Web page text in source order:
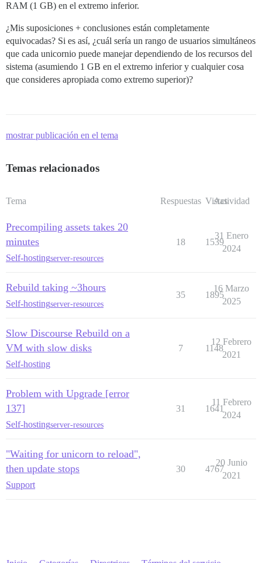
RAM (1 GB) en el extremo inferior.
¿Mis suposiciones + conclusiones están completamente
equivocadas? Si es así, ¿cuál sería un rango de usuarios simultáneos
que cada unicornio puede manejar dependiendo de los recursos del
sistema (asumiendo 1 GB en el extremo inferior y cualquier cosa
que consideres apropiada como extremo superior)?
mostrar publicación en el tema
Temas relacionados
Tema Respuestas Vistas
Actividad
Precompiling assets takes 20
minutes
Self-hostingserver-resources
18 1539
31 Enero
2024
Rebuild taking ~3hours
Self-hostingserver-resources
35 1895
16 Marzo
2025
Slow Discourse Rebuild on a
VM with slow disks
Self-hosting
7 1148
12 Febrero
2021
Problem with Upgrade [error
137]
Self-hostingserver-resources
31 1641
11 Febrero
2024
"Waiting for unicorn to reload",
then update stops
Support
30 4767
20 Junio
2021